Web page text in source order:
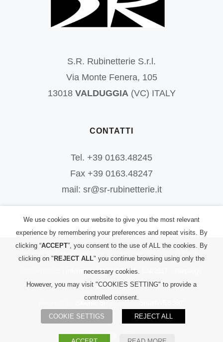
S.R. Rubinetterie S.r.l.
Via Monte Fenera, 105
13018 VALDUGGIA (VC) ITALY
CONTATTI
Tel. +39 0163.48245
Fax +39 0163.48247
mail: sr@sr-rubinetterie.it
© 2026 S.R. Rubinetterie S.r.l. | All Rights Reserved | P.IVA:
Informativa PRIVACY|L. 124/2017 – Riepilogo
Sovvenzioni
Facebook
We use cookies on our website to give you the most relevant
experience by remembering your preferences and repeat visits. By
clicking “ACCEPT”, you consent to the use of ALL the cookies. By
clicking on " REJECT ALL" you continue browsing using only the
necessary cookies.
However, you may visit "COOKIES SETTING" to provide a
controlled consent.
COOKIE SETTIGS REJECT ALL